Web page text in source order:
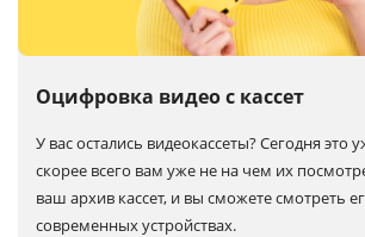
Оцифровка видео с кассет
У вас остались видеокассеты? Сегодня это
скорее всего вам уже не на чем их
ваш архив кассет, и вы сможете смотреть
современных устройствах.